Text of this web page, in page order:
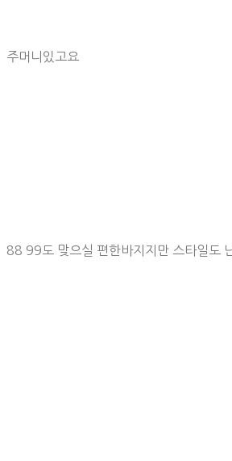
주머니있고요
88 99도 맞으실 편한바지지만 스타일도